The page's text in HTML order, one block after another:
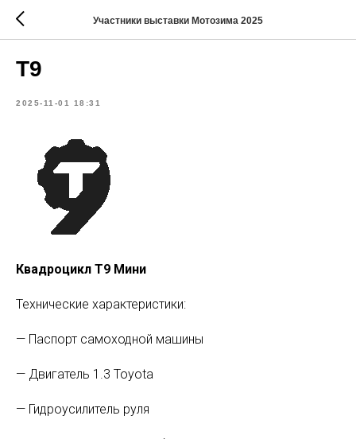
Участники выставки Мотозима 2025
T9
2025-11-01 18:31
Квадроцикл T9 Мини
Технические характеристики:
— Паспорт самоходной машины
— Двигатель 1.3 Toyota
— Гидроусилитель руля